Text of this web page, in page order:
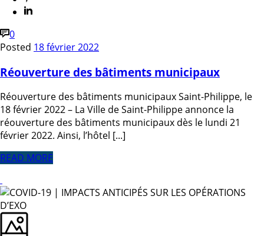
0
Posted 18 février 2022
Réouverture des bâtiments municipaux
Réouverture des bâtiments municipaux Saint-Philippe, le
18 février 2022 – La Ville de Saint-Philippe annonce la
réouverture des bâtiments municipaux dès le lundi 21
février 2022. Ainsi, l’hôtel [...]
READ MORE